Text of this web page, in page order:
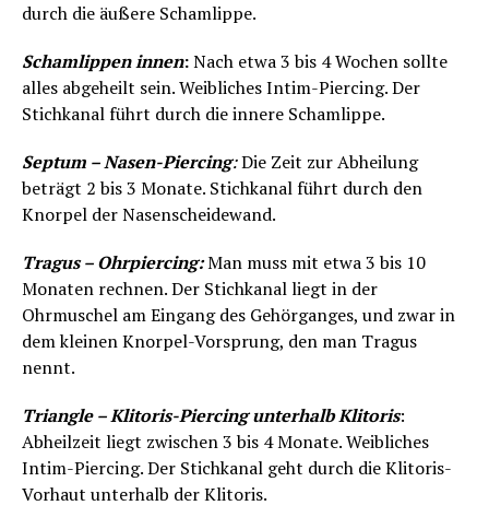
durch die äußere Schamlippe.
Schamlippen innen:Nach etwa 3 bis 4 Wochen sollte
alles abgeheilt sein. Weibliches Intim-Piercing. Der
Stichkanal führt durch die innere Schamlippe.
Septum – Nasen-Piercing:Die Zeit zur Abheilung
beträgt 2 bis 3 Monate. Stichkanal führt durch den
Knorpel der Nasenscheidewand.
Tragus – Ohrpiercing:Man muss mit etwa 3 bis 10
Monaten rechnen. Der Stichkanal liegt in der
Ohrmuschel am Eingang des Gehörganges, und zwar in
dem kleinen Knorpel-Vorsprung, den man Tragus
nennt.
Triangle – Klitoris-Piercing unterhalb Klitoris:
Abheilzeit liegt zwischen 3 bis 4 Monate. Weibliches
Intim-Piercing. Der Stichkanal geht durch die Klitoris-
Vorhaut unterhalb der Klitoris.